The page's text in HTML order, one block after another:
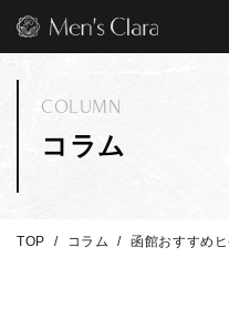
コラム
COLUMN
TOP コラム 函館おすすめ